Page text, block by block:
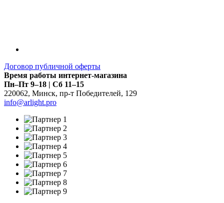
Договор публичной оферты
Время работы интернет-магазина
Пн–Пт 9–18 | Сб 11–15
220062, Минск, пр-т Победителей, 129
info@arlight.pro